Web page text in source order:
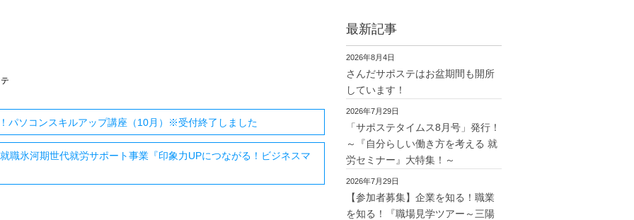
パソコンスキルアップ講座（10月）※受付終了しました
職氷河期世代就労サポート事業『印象力UPにつながる！ビジネスマ
最新記事
2026年8月4日
さんだサポステはお盆期間も開所
しています！
2026年7月29日
「サポステタイムス8月号」発行！
～『自分らしい働き方を考える 就
労セミナー』大特集！～
2026年7月29日
【参加者募集】企業を知る！職業
を知る！『職場見学ツアー～三陽